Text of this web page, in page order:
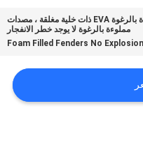
مصدات مملوءة بالرغوة EVA ذات خلية مغلقة ، مصدات
مملوءة بالرغوة لا يوجد خطر الانفجار
Foam Filled Fenders No